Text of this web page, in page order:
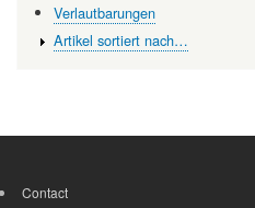
Verlautbarungen
Artikel sortiert nach…
FOOTER
Contact